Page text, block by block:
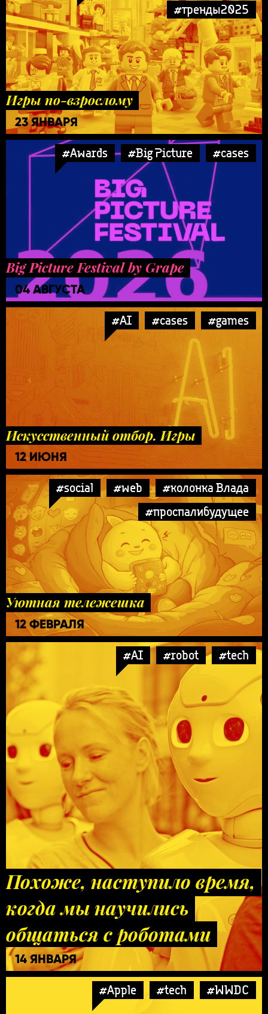
#тренды2025
Игры по-взрослому
23 ЯНВАРЯ
#Awards #Big Picture #cases
Big Picture Festival by Grape
04 АВГУСТА
#AI #cases #games
Искусственный отбор. Игры
12 ИЮНЯ
#social #web
#колонка Влада
#проспалибудущее
Уютная тележешка
12 ФЕВРАЛЯ
#AI #robot #tech
Похоже, наступило время,
когда мы научились
общаться с роботами
14 ЯНВАРЯ
#Apple #tech #WWDC